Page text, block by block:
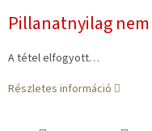
Pillanatnyilag
A tétel elfogyott…
Részletes információ